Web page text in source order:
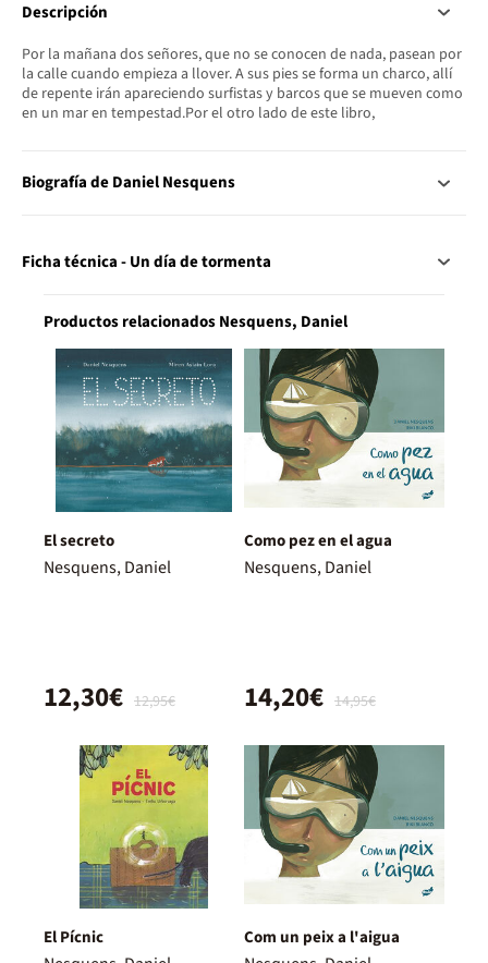
Descripción
Por la mañana dos señores, que no se conocen de nada, pasean por
la calle cuando empieza a llover. A sus pies se forma un charco, allí
de repente irán apareciendo surfistas y barcos que se mueven como
en un mar en tempestad.Por el otro lado de este libro,
Biografía de Daniel Nesquens
Ficha técnica - Un día de tormenta
Productos relacionados Nesquens, Daniel
El secreto
Nesquens, Daniel
12,95€
12,30€
Como pez en el agua
Nesquens, Daniel
14,95€
14,20€
El Pícnic Com un peix a l'aigua